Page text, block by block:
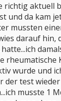
richtig aktuell
und da kam
mussten
darauf hin,
rheumatische
wurde und
der test
musste 1